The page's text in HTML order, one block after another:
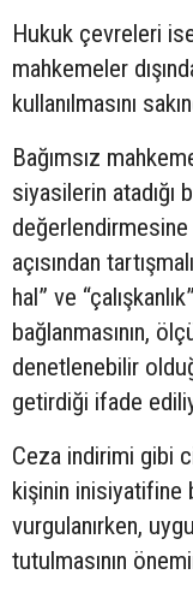
Hukuk çevreleri
mahkemeler
kullanılmasını
Bağımsız
siyasilerin atadığı
değerlendirmesine
açısından
hal” ve
bağlanmasının,
denetlenebilir
getirdiği ifade
Ceza indirimi gibi
kişinin inisiyatifine
vurgulanırken,
tutulmasının